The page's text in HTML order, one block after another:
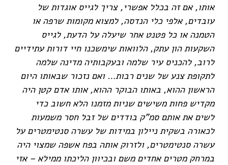
אותו, אם זה בכלל אפשרי, צריך לגייס אוגדות של
עובדים, אלפי כלי הנדסה, למצוא מקומות שרפה או
הטמנה או כל פטנט אחר שיעלה על הדעת, לגייס
השקעות הון עתק, הלוואות שימשכנו חיי דורות עתידיים
לרוב, להכניס עיר שלמה ובעקבותיה מדינה שלמה
לתקופת צנע של שנים רבות… ואם נזכור שבאותו היום
הראשון ההוא, באותו הבוקר ההוא, אותו אדם קטן היה
מקדיש פחות משישים שניות מזמנו הלא חשוב כדי
לשים את אותם סמ"ק בודדים של זבל חסר משמעות
לכאורה בשקית ניילון במידות של עשרה סנטימטרים על
עשרה סנטימטרים, ולזרוק אותה בפח אשפה שמצוי היה
במרחק מטרים אחדים משם ובכיוון הליכתו ממילא – אזי